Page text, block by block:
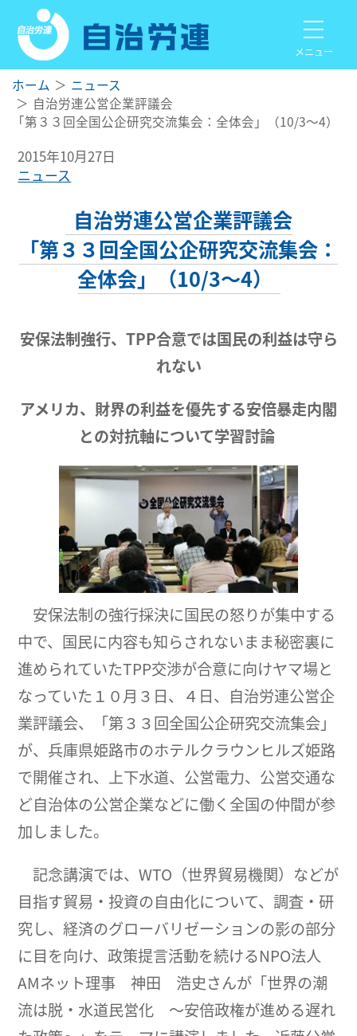
メニュー
ホーム
ニュース
自治労連公営企業評議会
「第３３回全国公企研究交流集会：全体会」（10/3～4）
2015年10月27日
ニュース
自治労連公営企業評議会
「第３３回全国公企研究交流集会：
全体会」（10/3～4）
安保法制強行、 TPP合意では国民の利益は守ら
れない
アメリカ、財界の利益を優先する安倍暴走内閣
との対抗軸について学習討論
安保法制の強行採決に国民の怒りが集中する
中で、国民に内容も知らされないまま秘密裏に
進められていたTPP交渉が合意に向けヤマ場と
なっていた１０月３日、４日、自治労連公営企
業評議会、「第３３回全国公企研究交流集会」
が、兵庫県姫路市のホテルクラウンヒルズ姫路
で開催され、上下水道、公営電力、公営交通な
ど自治体の公営企業などに働く全国の仲間が参
加しました。
記念講演では、WTO（世界貿易機関）などが
目指す貿易・投資の自由化について、調査・研
究し、経済のグローバリゼーションの影の部分
に目を向け、政策提言活動を続けるNPO法人
AMネット理事 神田 浩史さんが「世界の潮
流は脱・水道民営化 ～安倍政権が進める遅れ